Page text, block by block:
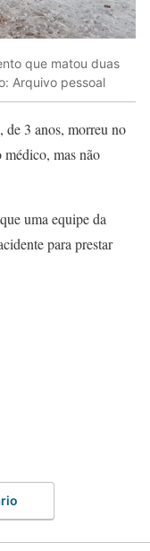
que matou duas
Arquivo pessoal
de 3 anos, morreu no
mas não
uma equipe da
para prestar